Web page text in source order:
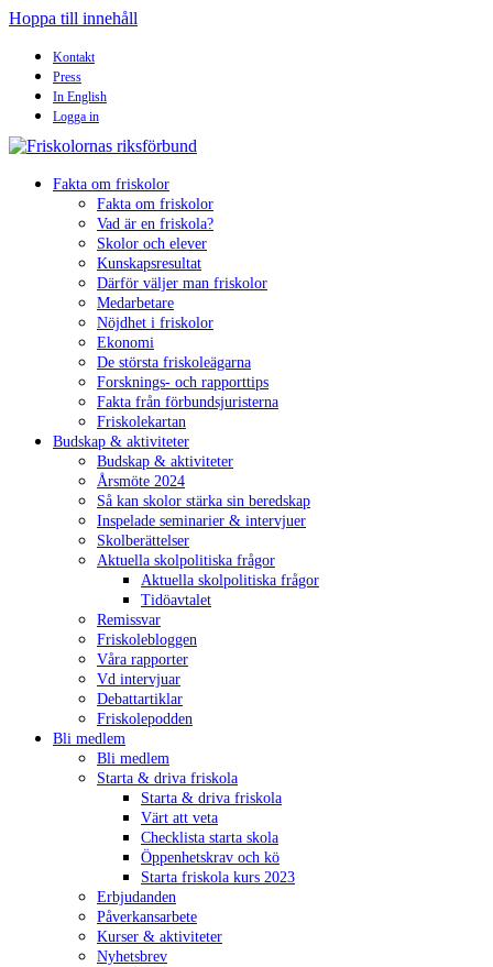
Hoppa till innehåll
Kontakt
Press
In English
Logga in
Fakta om friskolor
Fakta om friskolor
Vad är en friskola?
Skolor och elever
Kunskapsresultat
Därför väljer man friskolor
Medarbetare
Nöjdhet i friskolor
Ekonomi
De största friskoleägarna
Forsknings- och rapporttips
Fakta från förbundsjuristerna
Friskolekartan
Budskap & aktiviteter
Budskap & aktiviteter
Årsmöte 2024
Så kan skolor stärka sin beredskap
Inspelade seminarier & intervjuer
Skolberättelser
Aktuella skolpolitiska frågor
Aktuella skolpolitiska frågor
Tidöavtalet
Remissvar
Friskolebloggen
Våra rapporter
Vd intervjuar
Debattartiklar
Friskolepodden
Bli medlem
Bli medlem
Starta & driva friskola
Starta & driva friskola
Värt att veta
Checklista starta skola
Öppenhetskrav och kö
Starta friskola kurs 2023
Erbjudanden
Påverkansarbete
Kurser & aktiviteter
Nyhetsbrev